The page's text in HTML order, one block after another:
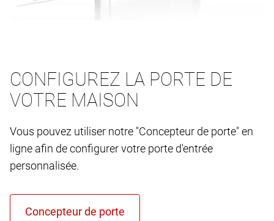
CONFIGUREZ LA PORTE DE
VOTRE MAISON
Vous pouvez utiliser notre "Concepteur de porte" en
ligne afin de configurer votre porte d'entrée
personnalisée.